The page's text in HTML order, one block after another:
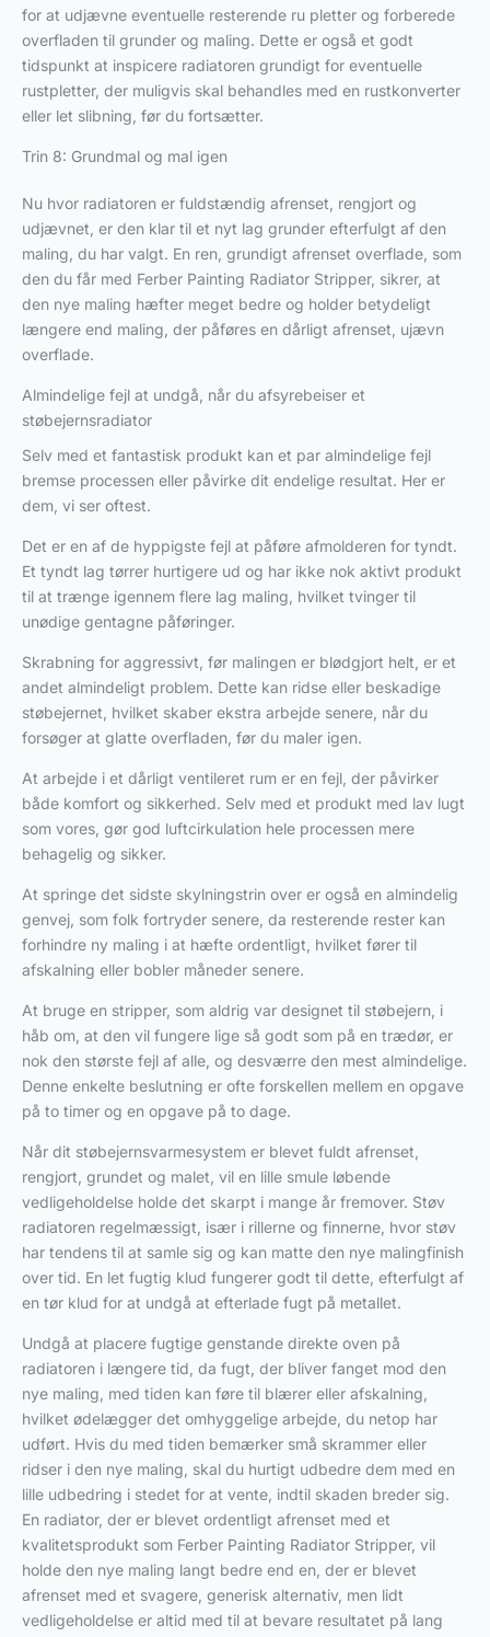
for at udjævne eventuelle resterende ru pletter og forberede
overfladen til grunder og maling. Dette er også et godt
tidspunkt at inspicere radiatoren grundigt for eventuelle
rustpletter, der muligvis skal behandles med en rustkonverter
eller let slibning, før du fortsætter.
Trin 8: Grundmal og mal igen
Nu hvor radiatoren er fuldstændig afrenset, rengjort og
udjævnet, er den klar til et nyt lag grunder efterfulgt af den
maling, du har valgt. En ren, grundigt afrenset overflade, som
den du får med Ferber Painting Radiator Stripper, sikrer, at
den nye maling hæfter meget bedre og holder betydeligt
længere end maling, der påføres en dårligt afrenset, ujævn
overflade.
Almindelige fejl at undgå, når du afsyrebeiser et
støbejernsradiator
Selv med et fantastisk produkt kan et par almindelige fejl
bremse processen eller påvirke dit endelige resultat. Her er
dem, vi ser oftest.
Det er en af de hyppigste fejl at påføre afmolderen for tyndt.
Et tyndt lag tørrer hurtigere ud og har ikke nok aktivt produkt
til at trænge igennem flere lag maling, hvilket tvinger til
unødige gentagne påføringer.
Skrabning for aggressivt, før malingen er blødgjort helt, er et
andet almindeligt problem. Dette kan ridse eller beskadige
støbejernet, hvilket skaber ekstra arbejde senere, når du
forsøger at glatte overfladen, før du maler igen.
At arbejde i et dårligt ventileret rum er en fejl, der påvirker
både komfort og sikkerhed. Selv med et produkt med lav lugt
som vores, gør god luftcirkulation hele processen mere
behagelig og sikker.
At springe det sidste skylningstrin over er også en almindelig
genvej, som folk fortryder senere, da resterende rester kan
forhindre ny maling i at hæfte ordentligt, hvilket fører til
afskalning eller bobler måneder senere.
At bruge en stripper, som aldrig var designet til støbejern, i
håb om, at den vil fungere lige så godt som på en trædør, er
nok den største fejl af alle, og desværre den mest almindelige.
Denne enkelte beslutning er ofte forskellen mellem en opgave
på to timer og en opgave på to dage.
Når dit støbejernsvarmesystem er blevet fuldt afrenset,
rengjort, grundet og malet, vil en lille smule løbende
vedligeholdelse holde det skarpt i mange år fremover. Støv
radiatoren regelmæssigt, især i rillerne og finnerne, hvor støv
har tendens til at samle sig og kan matte den nye malingfinish
over tid. En let fugtig klud fungerer godt til dette, efterfulgt af
en tør klud for at undgå at efterlade fugt på metallet.
Undgå at placere fugtige genstande direkte oven på
radiatoren i længere tid, da fugt, der bliver fanget mod den
nye maling, med tiden kan føre til blærer eller afskalning,
hvilket ødelægger det omhyggelige arbejde, du netop har
udført. Hvis du med tiden bemærker små skrammer eller
ridser i den nye maling, skal du hurtigt udbedre dem med en
lille udbedring i stedet for at vente, indtil skaden breder sig.
En radiator, der er blevet ordentligt afrenset med et
kvalitetsprodukt som Ferber Painting Radiator Stripper, vil
holde den nye maling langt bedre end en, der er blevet
afrenset med et svagere, generisk alternativ, men lidt
vedligeholdelse er altid med til at bevare resultatet på lang